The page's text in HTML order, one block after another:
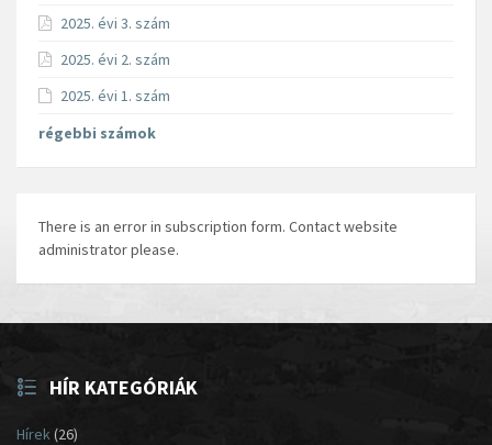
2025. évi 3. szám
2025. évi 2. szám
2025. évi 1. szám
régebbi számok
There is an error in subscription form. Contact website
administrator please.
HÍR KATEGÓRIÁK
Hírek(26)